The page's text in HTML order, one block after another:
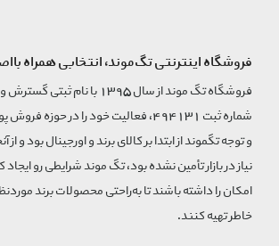
فروشگاه اینترنتی تگ‌موند، انتخابی همراه
فروشگاه تگ موند از سال 1395 با نام
شماره ثبت 494131، فعالیت خود را در
و توجه تگموند از ابتدا بر کالای برند و اورجینال بود و از
نیاز در بازار تأمین نشده بود، تگ موند شرایطی رو ایجاد
امکان را داشته باشند تا به‌راحتی محصولات برند
خاطر تهیه کنند.